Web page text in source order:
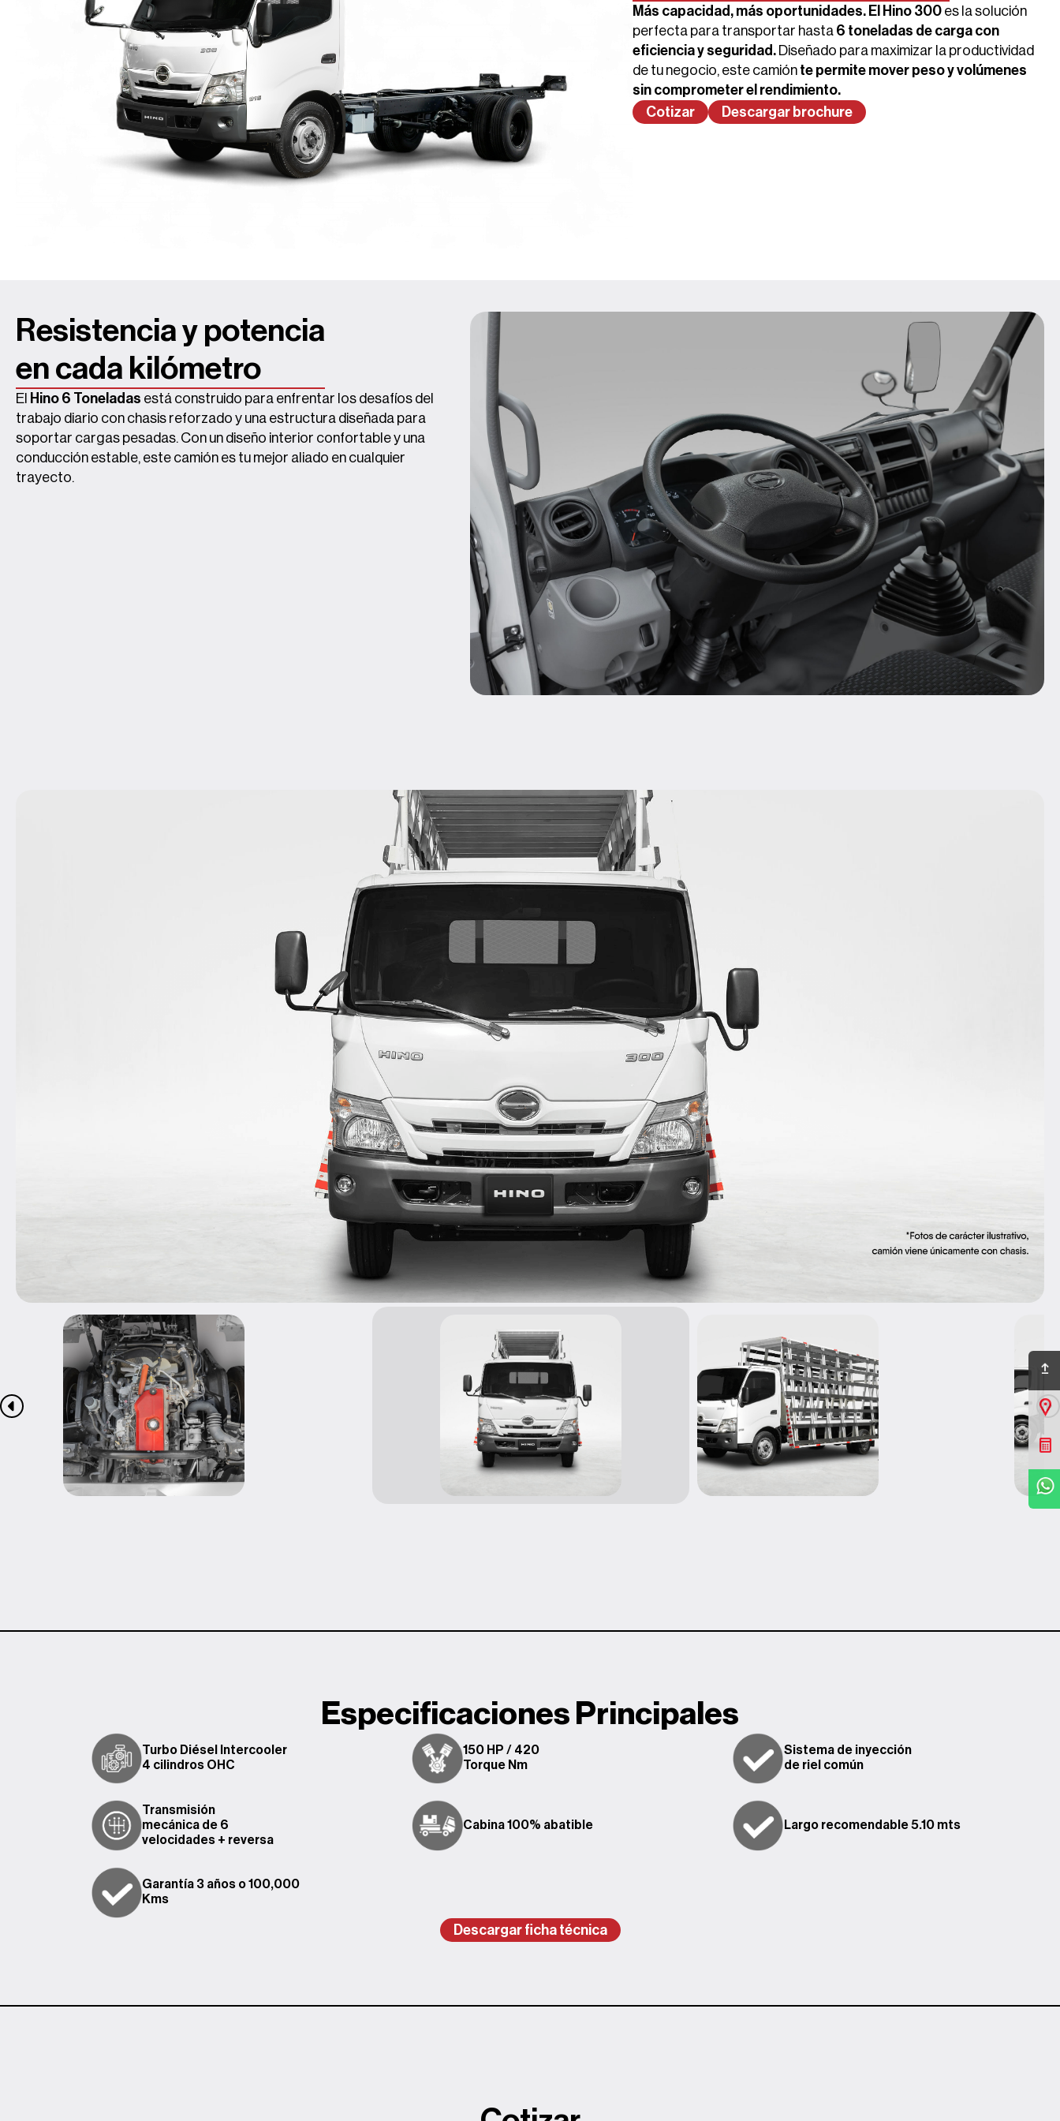
Más capacidad, más oportunidades. El Hino 300 es la solución
perfecta para transportar hasta 6 toneladas de carga con
eficiencia y seguridad. Diseñado para maximizar la productividad
de tu negocio, este camión te permite mover peso y volúmenes
sin comprometer el rendimiento.
Cotizar
Descargar brochure
Resistencia y potencia
en cada kilómetro
El Hino 6 Toneladas está construido para enfrentar los desafíos del
trabajo diario con chasis reforzado y una estructura diseñada para
soportar cargas pesadas. Con un diseño interior confortable y una
conducción estable, este camión es tu mejor aliado en cualquier
trayecto.
Especificaciones Principales
Turbo Diésel Intercooler
4 cilindros OHC
150 HP / 420
Torque Nm
Sistema de inyección
de riel común
Transmisión
mecánica de 6
velocidades + reversa
Cabina 100% abatible Largo recomendable 5.10 mts
Garantía 3 años o 100,000
Kms
Descargar ficha técnica